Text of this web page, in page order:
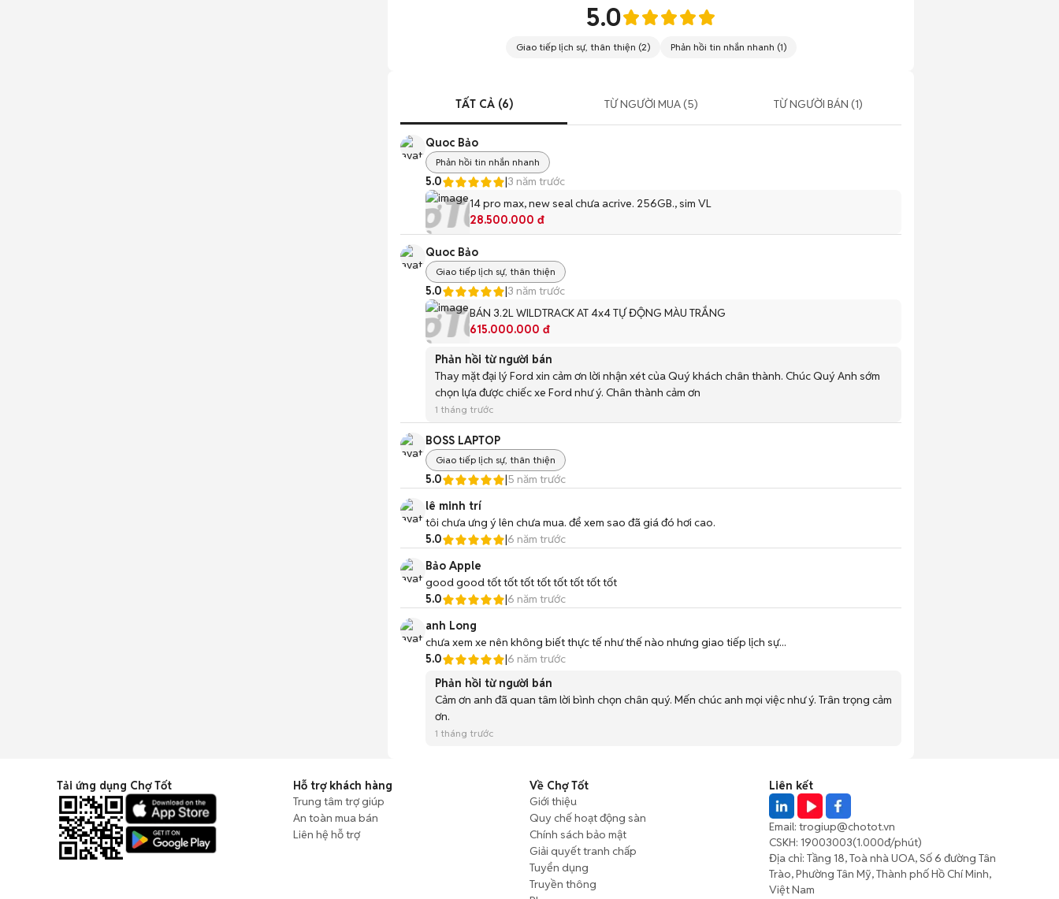
5.0
Giao tiếp lịch sự, thân thiện (2) Phản hồi tin nhắn nhanh (1)
TẤT CẢ (6) TỪ NGƯỜI MUA (5) TỪ NGƯỜI BÁN (1)
Quoc Bảo
Phản hồi tin nhắn nhanh
5.0 |3 năm trước
14 pro max, new seal chưa acrive. 256GB., sim VL
28.500.000 đ
Quoc Bảo
Giao tiếp lịch sự, thân thiện
5.0 |3 năm trước
BÁN 3.2L WILDTRACK AT 4x4 TỰ ĐỘNG MÀU TRẮNG
615.000.000 đ
Phản hồi từ người bán
Thay mặt đại lý Ford xin cảm ơn lời nhận xét của Quý khách chân thành. Chúc Quý Anh sớm
chọn lựa được chiếc xe Ford như ý. Chân thành cảm ơn
1 tháng trước
BOSS LAPTOP
Giao tiếp lịch sự, thân thiện
5.0 |5 năm trước
lê minh trí
tôi chưa ưng ý lên chưa mua. để xem sao đã giá đó hơi cao.
5.0
|6 năm trước
Bảo Apple
good good tốt tốt tốt tốt tốt tốt tốt tốt
5.0
|6 năm trước
anh Long
chưa xem xe nên không biết thực tế như thế nào nhưng giao tiếp lịch sự...
5.0
|6 năm trước
Phản hồi từ người bán
Cảm ơn anh đã quan tâm lời bình chọn chân quý. Mến chúc anh mọi việc như ý. Trân trọng cảm
ơn.
1 tháng trước
Tải ứng dụng Chợ Tốt
Hỗ trợ khách hàng
Trung tâm trợ giúp
An toàn mua bán
Liên hệ hỗ trợ
Về Chợ Tốt
Giới thiệu
Quy chế hoạt động sàn
Chính sách bảo mật
Giải quyết tranh chấp
Tuyển dụng
Truyền thông
Liên kết
Email: trogiup@chotot.vn
CSKH: 19003003(1.000đ/phút)
Địa chỉ: Tầng 18, Toà nhà UOA, Số 6 đường Tân
Trào, Phường Tân Mỹ, Thành phố Hồ Chí Minh,
Việt Nam